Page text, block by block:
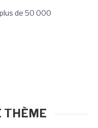
de 50 000
THÈME